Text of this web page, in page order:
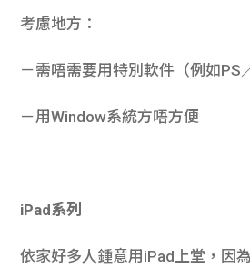
考慮地方：
－需唔需要用特別軟件（例如PS
－用Window系統方唔方便
iPad系列
依家好多人鍾意用iPad上堂，因